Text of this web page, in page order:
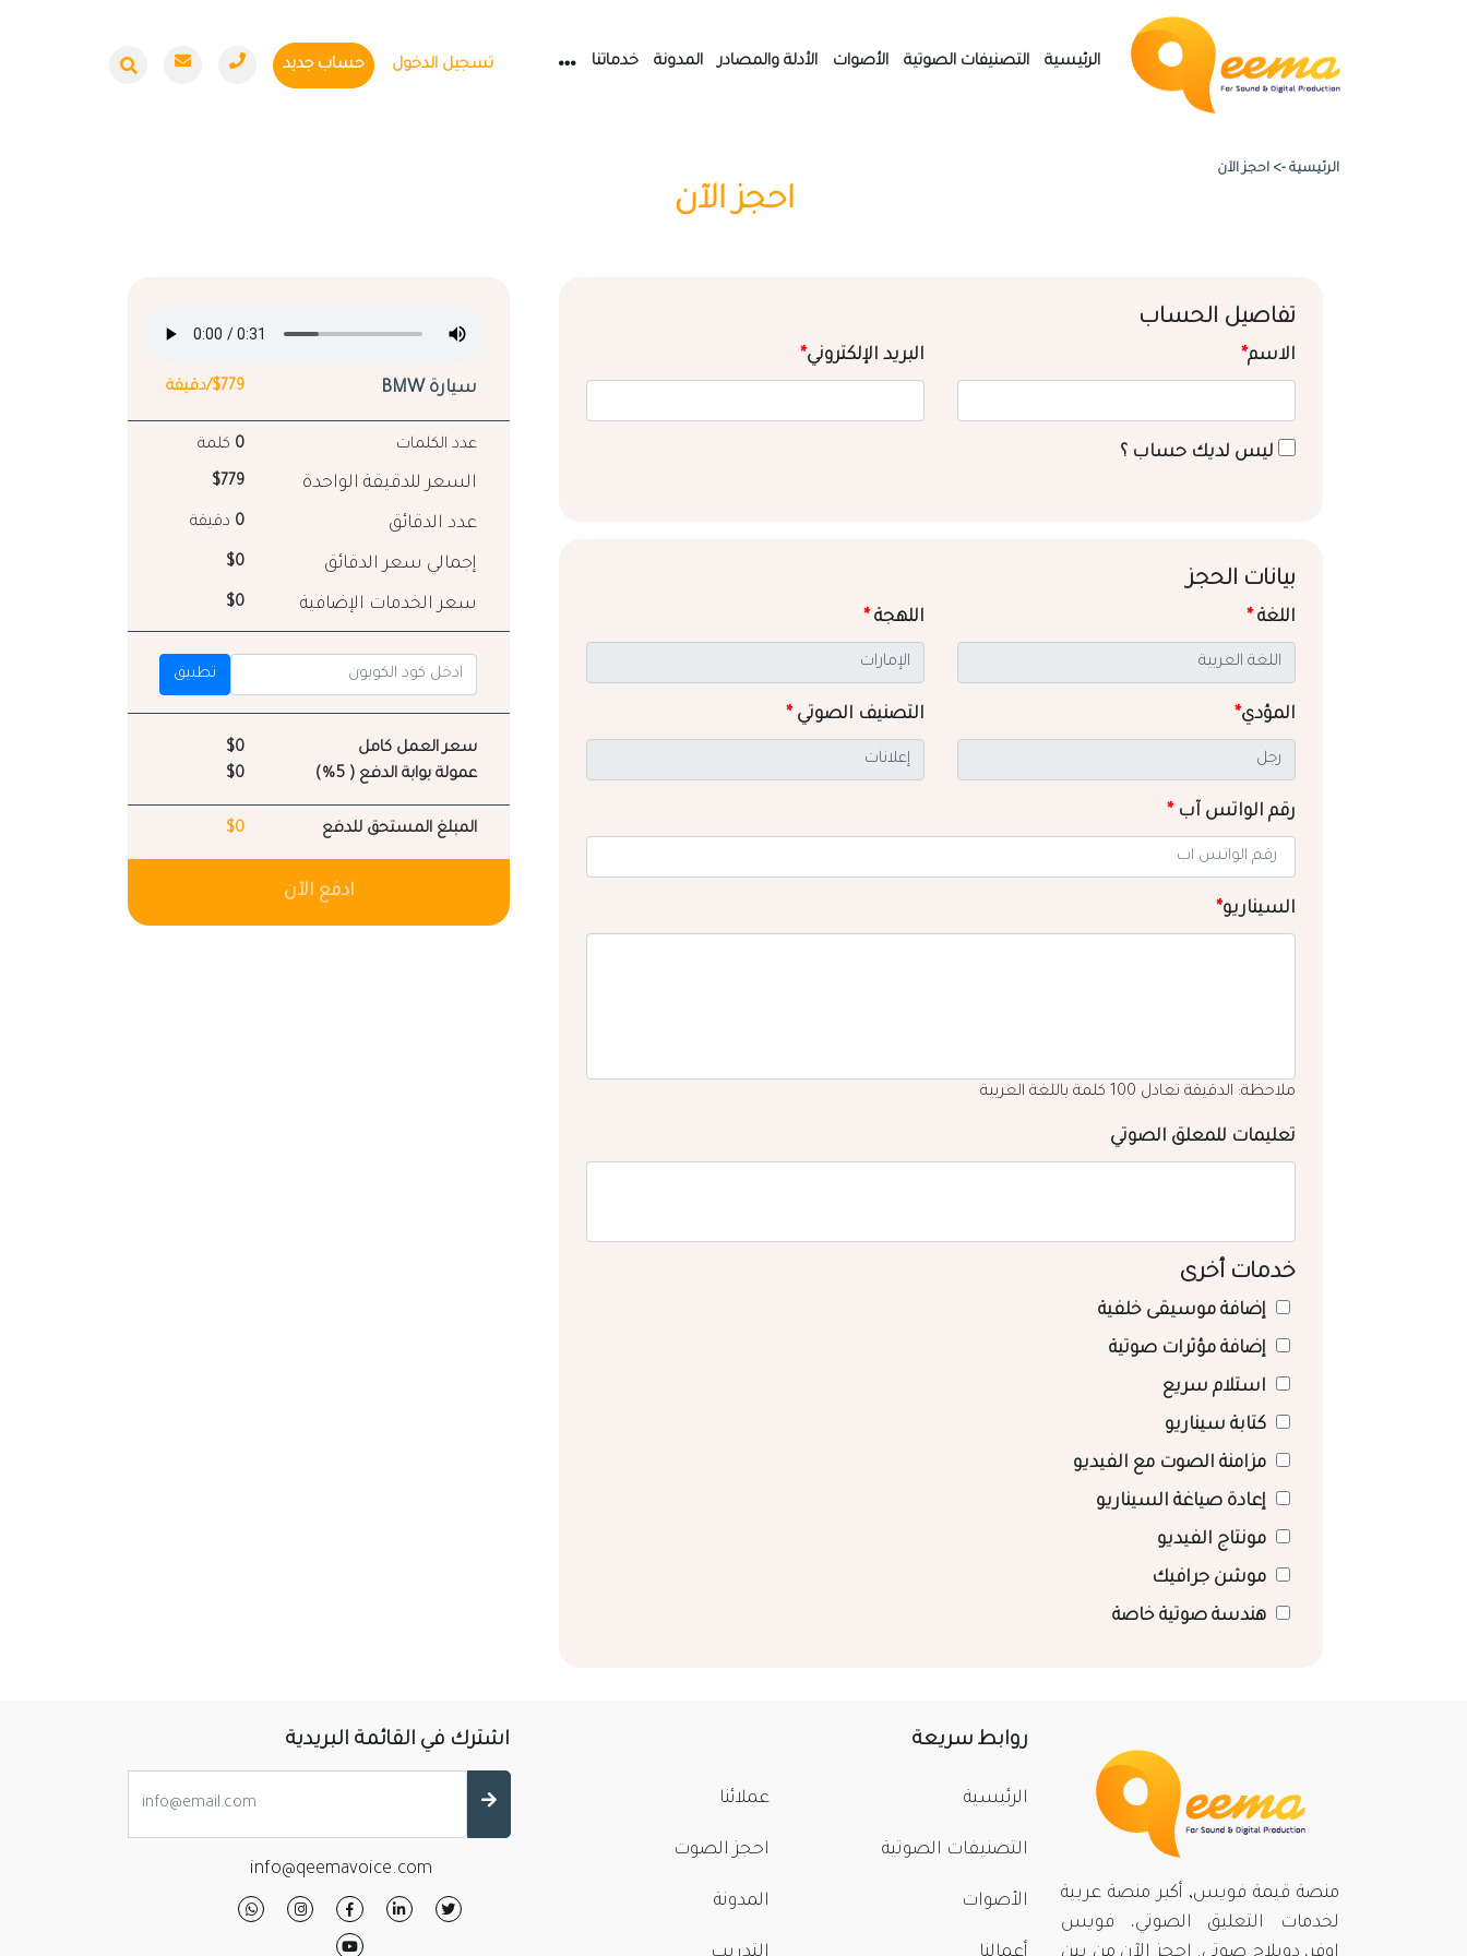
الرئيسية التصنيفات الصوتية الأصوات الأدلة والمصادر المدونة خدماتنا تسجيل الدخول حساب جديد
الرئيسية -> احجز الآن
احجز الآن
تفاصيل الحساب
الاسم* البريد الإلكتروني*
ليس لديك حساب ؟
بيانات الحجز
اللغة* اللهجة*
المؤدي* التصنيف الصوتي*
رقم الواتس آب*
السيناريو*
ملاحظة: الدقيقة تعادل 100 كلمة باللغة العربية
تعليمات للمعلق الصوتي
خدمات أخرى
إضافة موسيقى خلفية
إضافة مؤثرات صوتية
استلام سريع
كتابة سيناريو
مزامنة الصوت مع الفيديو
إعادة صياغة السيناريو
مونتاج الفيديو
موشن جرافيك
هندسة صوتية خاصة
سيارة BMW $779/دقيقة
عدد الكلمات 0 كلمة
السعر للدقيقة الواحدة $779
عدد الدقائق 0 دقيقة
إجمالي سعر الدقائق $0
سعر الخدمات الإضافية $0
تطبيق
سعر العمل كامل
$0
عمولة بوابة الدفع ( 5%)
$0
المبلغ المستحق للدفع $0
ادفع الآن
منصة قيمة فويس, أكبر منصة عربية
لخدمات التعليق الصوتي، فويس
روابط سريعة
الرئيسية
التصنيفات الصوتية
الأصوات
عملائنا
احجز الصوت
المدونة
اشترك في القائمة البريدية
info@qeemavoice.com